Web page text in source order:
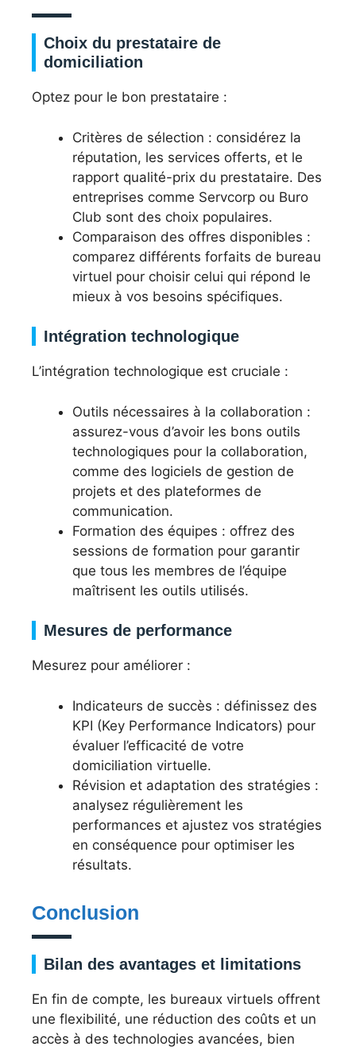
Choix du prestataire de
domiciliation
Optez pour le bon prestataire :
Critères de sélection : considérez la
réputation, les services offerts, et le
rapport qualité-prix du prestataire. Des
entreprises comme Servcorp ou Buro
Club sont des choix populaires.
Comparaison des offres disponibles :
comparez différents forfaits de bureau
virtuel pour choisir celui qui répond le
mieux à vos besoins spécifiques.
Intégration technologique
L’intégration technologique est cruciale :
Outils nécessaires à la collaboration :
assurez-vous d’avoir les bons outils
technologiques pour la collaboration,
comme des logiciels de gestion de
projets et des plateformes de
communication.
Formation des équipes : offrez des
sessions de formation pour garantir
que tous les membres de l’équipe
maîtrisent les outils utilisés.
Mesures de performance
Mesurez pour améliorer :
Indicateurs de succès : définissez des
KPI (Key Performance Indicators) pour
évaluer l’efficacité de votre
domiciliation virtuelle.
Révision et adaptation des stratégies :
analysez régulièrement les
performances et ajustez vos stratégies
en conséquence pour optimiser les
résultats.
Conclusion
Bilan des avantages et limitations
En fin de compte, les bureaux virtuels offrent
une flexibilité, une réduction des coûts et un
accès à des technologies avancées, bien